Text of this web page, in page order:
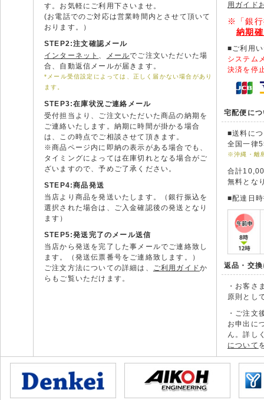
す。お気軽にご利用下さいませ。
(お電話でのご対応は営業時間内とさせて頂いて
おります。）
STEP2:注文確認メール
インターネット 、 メールでご注文いただいた場
合、自動返信メールが届きます。
*メール受信設定によっては、正しく届かない場合があり
ます。
STEP3:在庫状況ご連絡メール
受付担当より、ご注文いただいた商品の納期を
ご連絡いたします。納期に時間が掛かる場合
は、この時点でご相談させて頂きます。
※商品ページ内に即納の表示がある場合でも、
タイミングによっては在庫切れとなる場合がご
ざいますので、予めご了承ください。
STEP4:商品発送
当店より商品を発送いたします。（銀行振込を
選択された場合は、ご入金確認後の発送となり
ます）
STEP5:発送完了のメール送信
当店から発送を完了した事メールでご連絡致し
ます。（発送伝票番号をご連絡致します。）
ご注文方法についての詳細は、 ご利用ガイドか
らもご覧いただけます。
用ガイド
※「銀行
納期
■ご利用
システム
決済を停
宅配便に
■送料に
全国一律
※沖縄・離
合計
無料とな
■配達日
返品・交
・お客さ
原則とし
・ご注文
お申出に
ん。詳し
について